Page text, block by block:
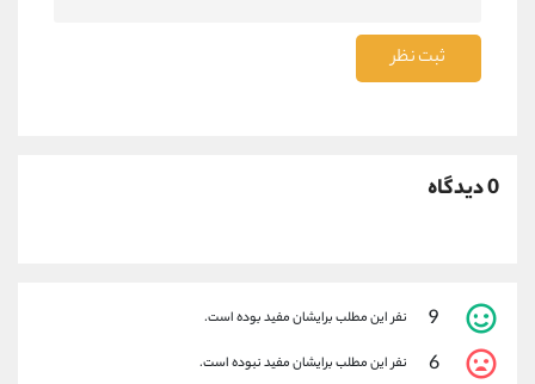
ثبت نظر
0 دیدگاه
9 نفر این مطلب برایشان مفید بوده است.
6 نفر این مطلب برایشان مفید نبوده است.